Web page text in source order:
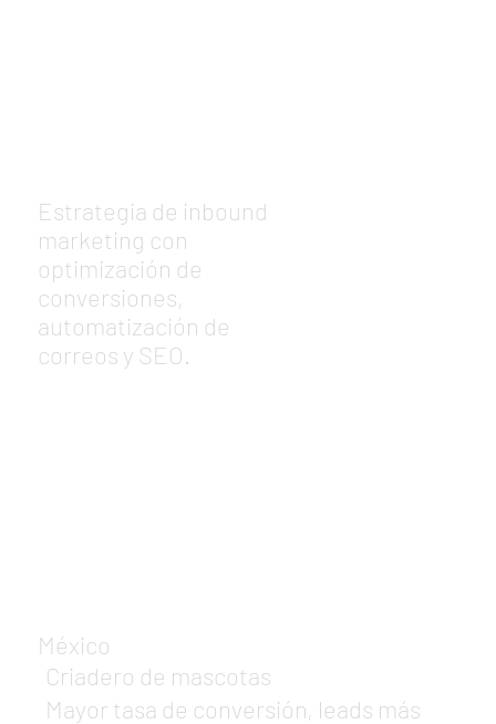
Estrategia de inbound
marketing con
optimización de
conversiones,
automatización de
correos y SEO.
México
Criadero de mascotas
Mayor tasa de conversión, leads más